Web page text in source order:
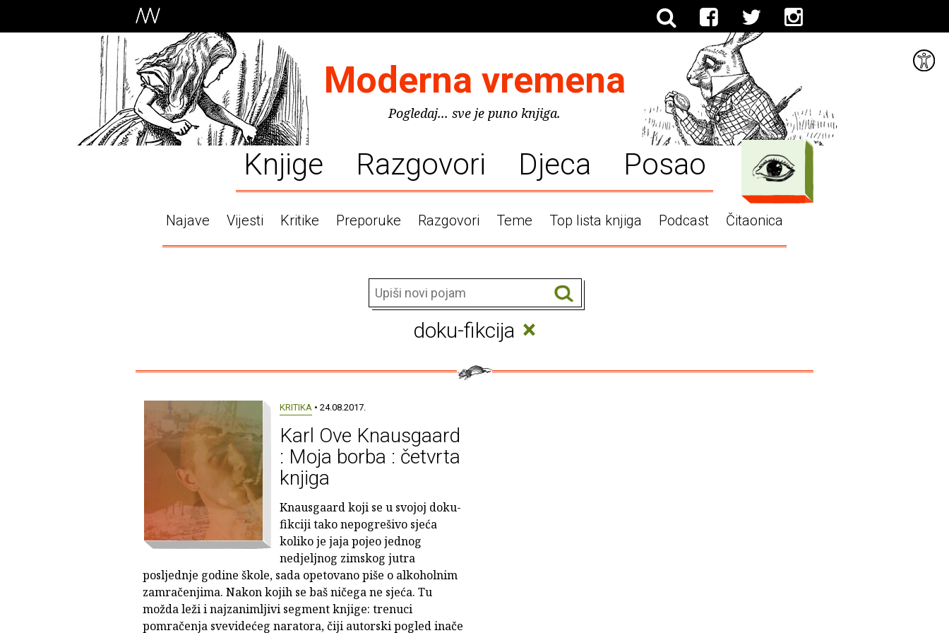
Moderna vremena
Pogledaj... sve je puno knjiga.
Knjige Razgovori Djeca Posao
Najave Vijesti Kritike Preporuke Razgovori Teme Top lista knjiga Podcast Čitaonica
doku-fikcija ×
KRITIKA • 24.08.2017.
Karl Ove Knausgaard
: Moja borba : četvrta
knjiga
Knausgaard koji se u svojoj doku-
fikciji tako nepogrešivo sjeća
koliko je jaja pojeo jednog
nedjeljnog zimskog jutra
posljednje godine škole, sada opetovano piše o alkoholnim
zamračenjima. Nakon kojih se baš ničega ne sjeća. Tu
možda leži i najzanimljivi segment knjige: trenuci
pomračenja svevidećeg naratora, čiji autorski pogled inače